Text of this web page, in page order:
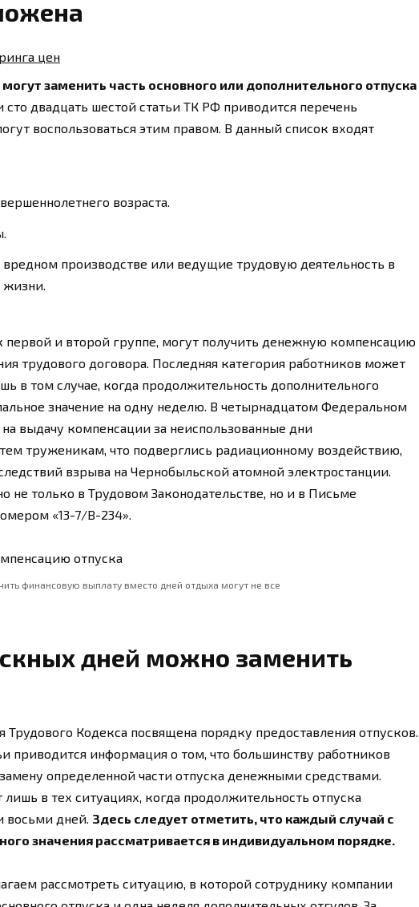
заменить часть основного или дополнительного отпуска
сто двадцать шестой статьи ТК РФ приводится перечень
воспользоваться этим правом. В данный список входят
возраста.
вредном производстве или ведущие трудовую деятельность в
жизни.
первой и второй группе, могут получить денежную компенсацию
трудового договора. Последняя категория работников может
в том случае, когда продолжительность дополнительного
значение на одну неделю. В четырнадцатом Федеральном
выдачу компенсации за неиспользованные дни
труженикам, что подверглись радиационному воздействию,
взрыва на Чернобыльской атомной электростанции.
не только в Трудовом Законодательстве, но и в Письме
«13-7/В-234».
финансовую выплату вместо дней отдыха могут не все
дней можно заменить
Трудового Кодекса посвящена порядку предоставления отпусков.
приводится информация о том, что большинству работников
определенной части отпуска денежными средствами.
в тех ситуациях, когда продолжительность отпуска
восьми дней. Здесь следует отметить, что каждый случай с
значения рассматривается в индивидуальном порядке.
рассмотреть ситуацию, в которой сотруднику компании